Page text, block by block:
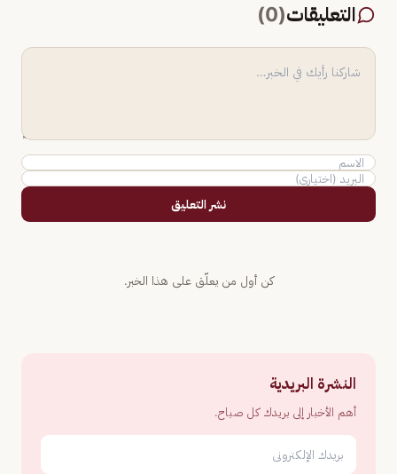
التعليقات(
0
)
نشر التعليق
كن أول من يعلّق على هذا الخبر.
النشرة البريدية
أهم الأخبار إلى بريدك كل صباح.